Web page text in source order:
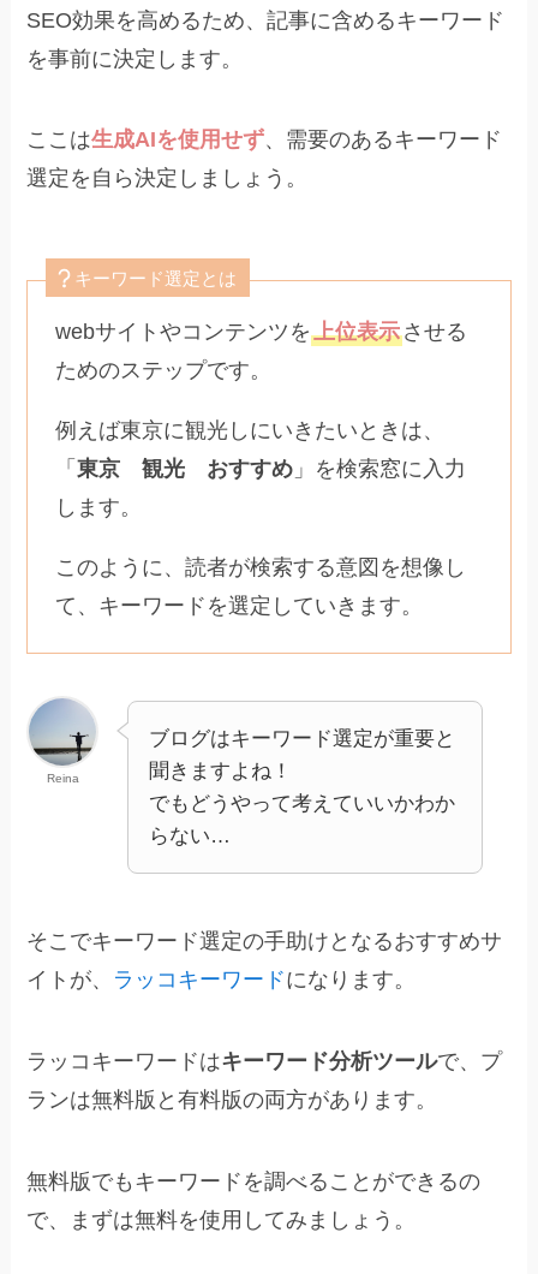
SEO効果を高めるため、記事に含めるキーワード
を事前に決定します。
ここは生成AIを使用せず、需要のあるキーワード
選定を自ら決定しましょう。
キーワード選定とは
webサイトやコンテンツを上位表示させる
ためのステップです。
例えば東京に観光しにいきたいときは、
「 東京 観光 おすすめ」を検索窓に入力
します。
このように、読者が検索する意図を想像し
て、キーワードを選定していきます。
Reina
ブログはキーワード選定が重要と
聞きますよね！
でもどうやって考えていいかわか
らない…
そこでキーワード選定の手助けとなるおすすめサ
イトが、 ラッコキーワードになります。
ラッコキーワードはキーワード分析ツールで、プ
ランは無料版と有料版の両方があります。
無料版でもキーワードを調べることができるの
で、まずは無料を使用してみましょう。